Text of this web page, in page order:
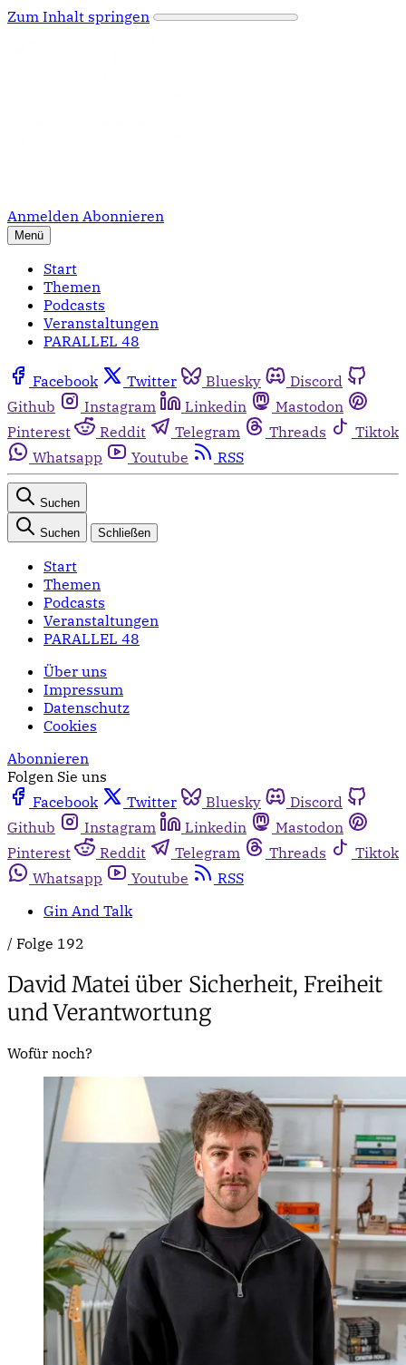
Zum Inhalt springen
Anmelden Abonnieren
Menü
Start
Themen
Podcasts
Veranstaltungen
PARALLEL 48
Facebook Twitter Bluesky
Discord
Github
Instagram Linkedin
Mastodon
Pinterest
Reddit Telegram Threads
Tiktok
Whatsapp
Youtube RSS
Suchen
Suchen Schließen
Start
Themen
Podcasts
Veranstaltungen
PARALLEL 48
Über uns
Impressum
Datenschutz
Cookies
Abonnieren
Folgen Sie uns
Facebook
Twitter Bluesky
Discord
Github
Instagram Linkedin
Mastodon
Pinterest
Reddit Telegram Threads
Tiktok
Whatsapp
Youtube
RSS
Gin And Talk
/ Folge 192
David Matei über Sicherheit, Freiheit
und Verantwortung
Wofür noch?